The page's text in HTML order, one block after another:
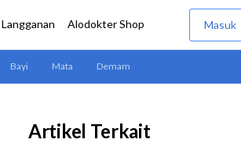
Artikel Terkait